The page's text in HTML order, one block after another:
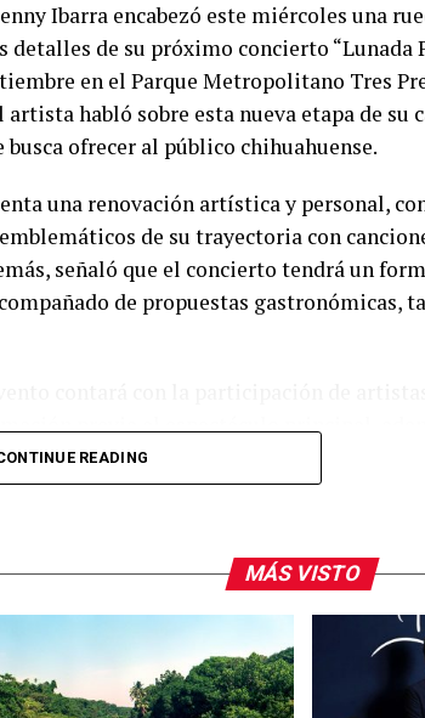
Ibarra encabezó este miércoles una
de su próximo concierto “Lunada
en el Parque Metropolitano Tres
habló sobre esta nueva etapa de su
ofrecer al público chihuahuense.
una renovación artística y personal,
de su trayectoria con
señaló que el concierto tendrá un
de propuestas gastronómicas,
previa al espectáculo principal,
También reiteraron la invitación al
parte de una de las presentaciones
fue visto en el restaurante Aire
platillos en compañía de su equipo de
READING
MÁS VISTO